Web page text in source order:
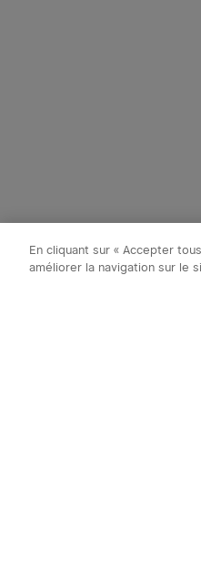
En cliquant sur « Accepter
améliorer la navigation sur le